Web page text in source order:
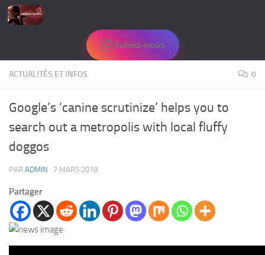
Skip to content
Suivez-nous
ACTUALITÉS ET INFOS 0
Google’s ‘canine scrutinize’ helps you to
search out a metropolis with local fluffy
doggos
PAR ADMIN · 7 MARS 2018
Partager